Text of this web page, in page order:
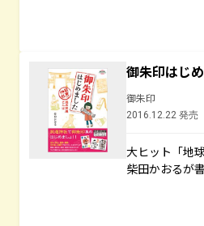
御朱印はじ
御朱印
2016.12.22 発売
大ヒット「地
柴田かおるが